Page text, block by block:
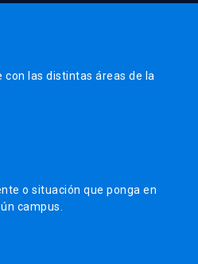
las distintas áreas de la
o situación que ponga en
campus.